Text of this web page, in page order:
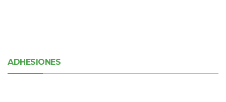
ADHESIONES